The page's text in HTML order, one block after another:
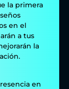
la primera
en el
a tus
la
en